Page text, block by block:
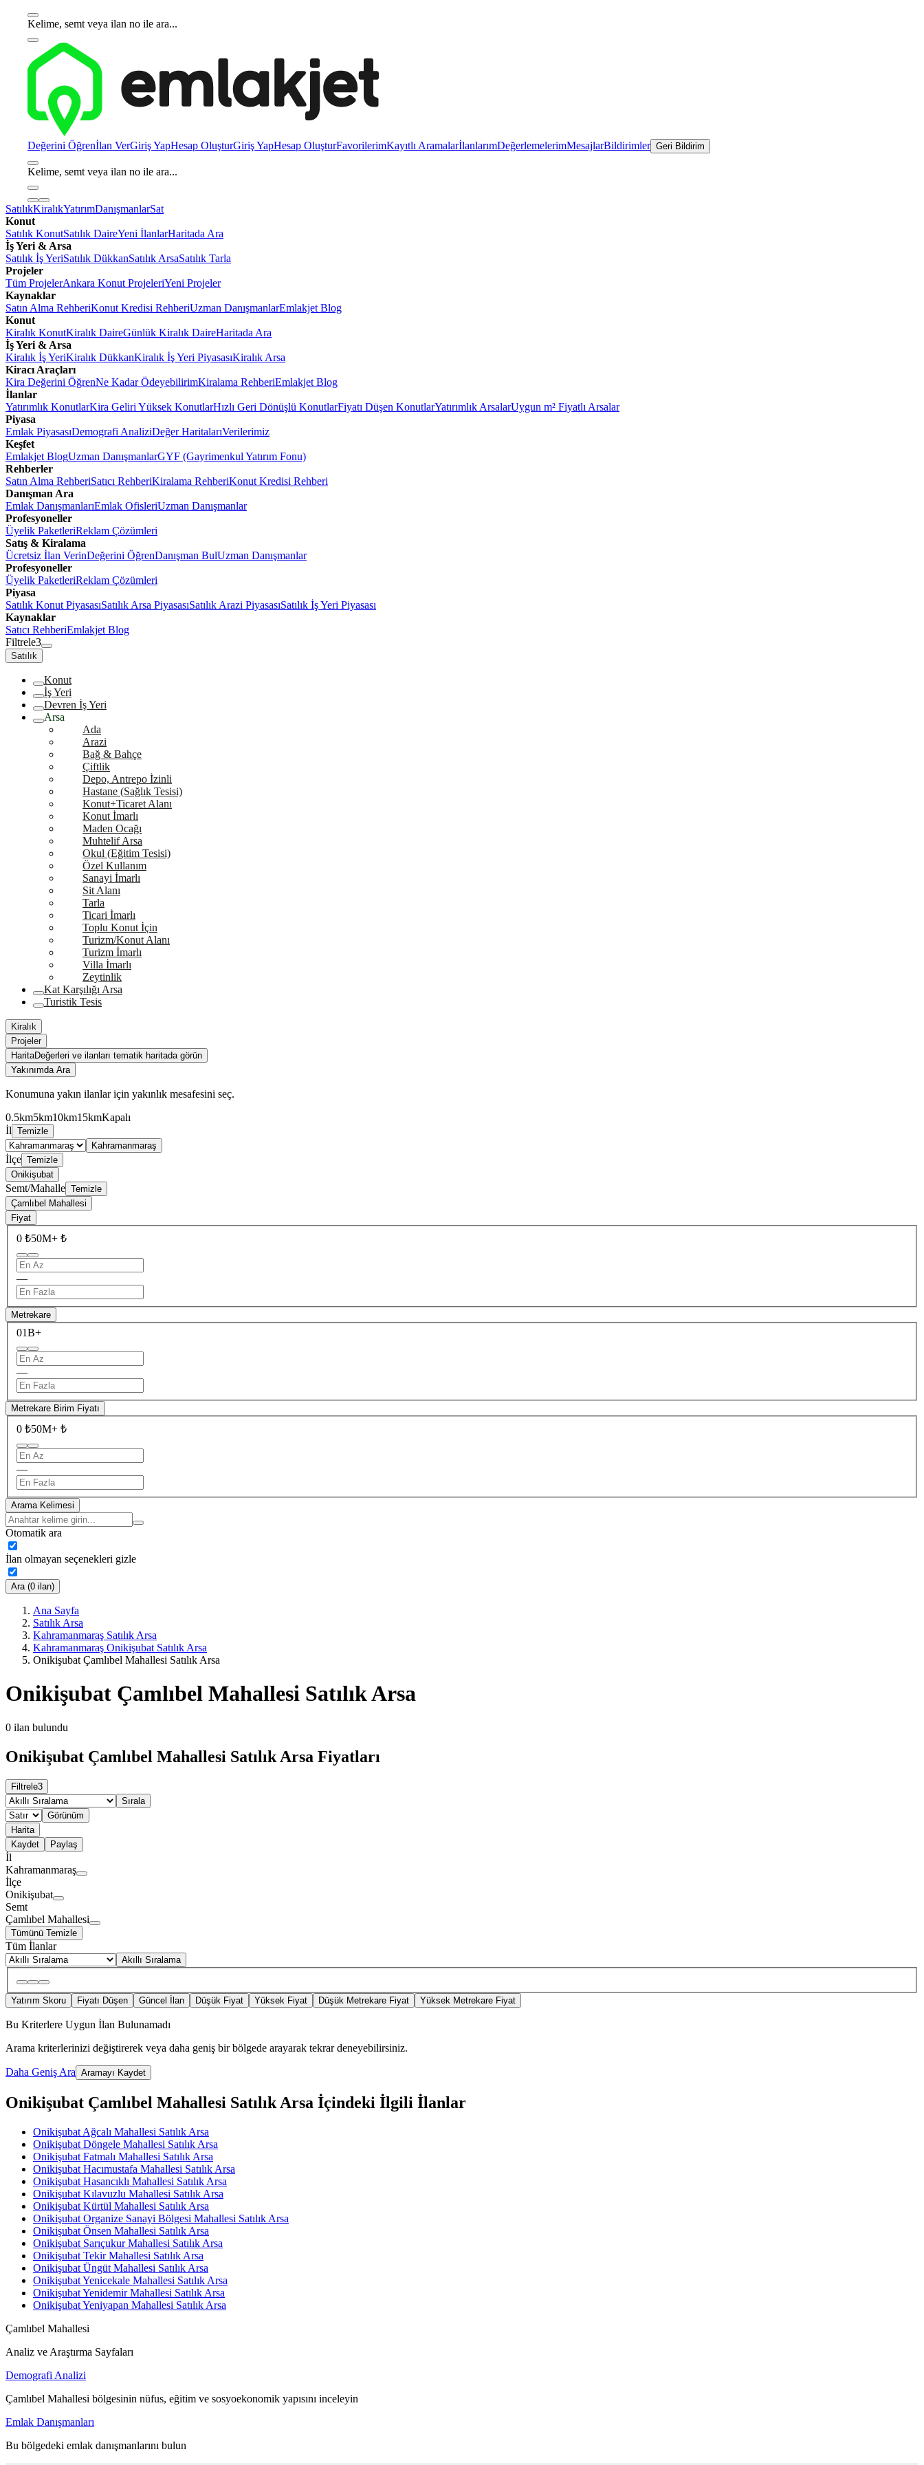
Kelime, semt veya ilan no ile ara...
Değerini Öğrenİlan VerGiriş YapHesap OluşturGiriş YapHesap OluşturFavorilerimKayıtlı AramalarİlanlarımDeğerlemelerimMesajlarBildirimler Geri Bildirim
Kelime, semt veya ilan no ile ara...
SatılıkKiralıkYatırımDanışmanlarSat
Konut
Satılık KonutSatılık DaireYeni İlanlarHaritada Ara
İş Yeri & Arsa
Satılık İş YeriSatılık DükkanSatılık ArsaSatılık Tarla
Projeler
Tüm ProjelerAnkara Konut ProjeleriYeni Projeler
Kaynaklar
Satın Alma RehberiKonut Kredisi RehberiUzman DanışmanlarEmlakjet Blog
Konut
Kiralık KonutKiralık DaireGünlük Kiralık DaireHaritada Ara
İş Yeri & Arsa
Kiralık İş YeriKiralık DükkanKiralık İş Yeri PiyasasıKiralık Arsa
Kiracı Araçları
Kira Değerini ÖğrenNe Kadar ÖdeyebilirimKiralama RehberiEmlakjet Blog
İlanlar
Yatırımlık KonutlarKira Geliri Yüksek KonutlarHızlı Geri Dönüşlü KonutlarFiyatı Düşen KonutlarYatırımlık ArsalarUygun m² Fiyatlı Arsalar
Piyasa
Emlak PiyasasıDemografi AnaliziDeğer HaritalarıVerilerimiz
Keşfet
Emlakjet BlogUzman DanışmanlarGYF (Gayrimenkul Yatırım Fonu)
Rehberler
Satın Alma RehberiSatıcı RehberiKiralama RehberiKonut Kredisi Rehberi
Danışman Ara
Emlak DanışmanlarıEmlak OfisleriUzman Danışmanlar
Profesyoneller
Üyelik PaketleriReklam Çözümleri
Satış & Kiralama
Ücretsiz İlan VerinDeğerini ÖğrenDanışman BulUzman Danışmanlar
Profesyoneller
Üyelik PaketleriReklam Çözümleri
Piyasa
Satılık Konut PiyasasıSatılık Arsa PiyasasıSatılık Arazi PiyasasıSatılık İş Yeri Piyasası
Kaynaklar
Satıcı RehberiEmlakjet Blog
Filtrele3
Satılık
Konut
İş Yeri
Devren İş Yeri
Arsa
Ada
Arazi
Bağ & Bahçe
Çiftlik
Depo, Antrepo İzinli
Hastane (Sağlık Tesisi)
Konut+Ticaret Alanı
Konut İmarlı
Maden Ocağı
Muhtelif Arsa
Okul (Eğitim Tesisi)
Özel Kullanım
Sanayi İmarlı
Sit Alanı
Tarla
Ticari İmarlı
Toplu Konut İçin
Turizm/Konut Alanı
Turizm İmarlı
Villa İmarlı
Zeytinlik
Kat Karşılığı Arsa
Turistik Tesis
Kiralık
Projeler
HaritaDeğerleri ve ilanları tematik haritada görün
Yakınımda Ara
Konumuna yakın ilanlar için yakınlık mesafesini seç.
0.5km5km10km15kmKapalı
İl Temizle
Kahramanmaraş
İlçe Temizle
Onikişubat
Semt/Mahalle Temizle
Çamlıbel Mahallesi
Fiyat
0 ₺50M+ ₺
—
Metrekare
01B+
—
Metrekare Birim Fiyatı
0 ₺50M+ ₺
—
Arama Kelimesi
Otomatik ara
İlan olmayan seçenekleri gizle
Ara (0 ilan)
Ana Sayfa
Satılık Arsa
Kahramanmaraş Satılık Arsa
Kahramanmaraş Onikişubat Satılık Arsa
Onikişubat Çamlıbel Mahallesi Satılık Arsa
Onikişubat Çamlıbel Mahallesi Satılık Arsa
0 ilan bulundu
Onikişubat Çamlıbel Mahallesi Satılık Arsa Fiyatları
Filtrele3
Sırala
Görünüm
Harita
Kaydet
Paylaş
İl
Kahramanmaraş
İlçe
Onikişubat
Semt
Çamlıbel Mahallesi
Tümünü Temizle
Tüm İlanlar
Akıllı Sıralama
Yatırım Skoru Fiyatı Düşen Güncel İlan Düşük Fiyat Yüksek Fiyat Düşük Metrekare Fiyat Yüksek Metrekare Fiyat
Bu Kriterlere Uygun İlan Bulunamadı
Arama kriterlerinizi değiştirerek veya daha geniş bir bölgede arayarak tekrar deneyebilirsiniz.
Daha Geniş Ara Aramayı Kaydet
Onikişubat Çamlıbel Mahallesi Satılık Arsa İçindeki İlgili İlanlar
Onikişubat Ağcalı Mahallesi Satılık Arsa
Onikişubat Döngele Mahallesi Satılık Arsa
Onikişubat Fatmalı Mahallesi Satılık Arsa
Onikişubat Hacımustafa Mahallesi Satılık Arsa
Onikişubat Hasancıklı Mahallesi Satılık Arsa
Onikişubat Kılavuzlu Mahallesi Satılık Arsa
Onikişubat Kürtül Mahallesi Satılık Arsa
Onikişubat Organize Sanayi Bölgesi Mahallesi Satılık Arsa
Onikişubat Önsen Mahallesi Satılık Arsa
Onikişubat Sarıçukur Mahallesi Satılık Arsa
Onikişubat Tekir Mahallesi Satılık Arsa
Onikişubat Üngüt Mahallesi Satılık Arsa
Onikişubat Yenicekale Mahallesi Satılık Arsa
Onikişubat Yenidemir Mahallesi Satılık Arsa
Onikişubat Yeniyapan Mahallesi Satılık Arsa
Çamlıbel Mahallesi
Analiz ve Araştırma Sayfaları
Demografi Analizi
Çamlıbel Mahallesi bölgesinin nüfus, eğitim ve sosyoekonomik yapısını inceleyin
Emlak Danışmanları
Bu bölgedeki emlak danışmanlarını bulun